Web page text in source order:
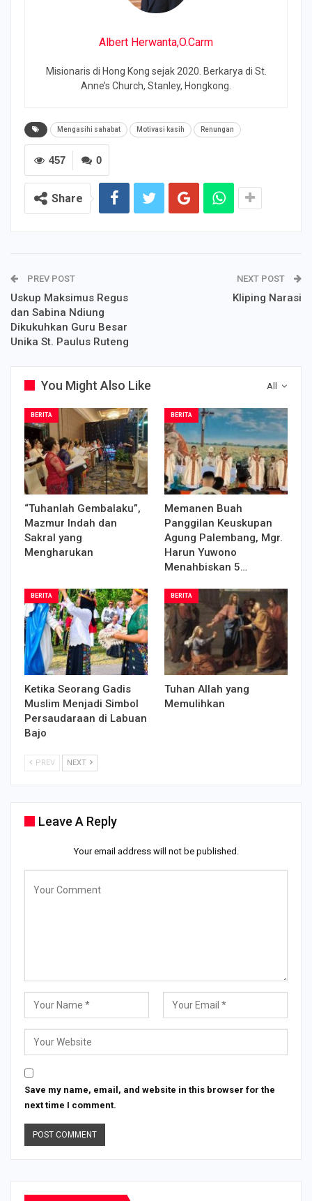
Albert Herwanta,O.Carm
Misionaris di Hong Kong sejak 2020. Berkarya di St.
Anne’s Church, Stanley, Hongkong.
Mengasihi sahabat Motivasi kasih Renungan
0
457
Share
PREV POST
Uskup Maksimus Regus
dan Sabina Ndiung
Dikukuhkan Guru Besar
Unika St. Paulus Ruteng
NEXT POST
Kliping Narasi
All
You Might Also Like
BERITA
“Tuhanlah Gembalaku”,
Mazmur Indah dan
Sakral yang
Mengharukan
BERITA
Memanen Buah
Panggilan Keuskupan
Agung Palembang, Mgr.
Harun Yuwono
Menahbiskan 5…
BERITA
Ketika Seorang Gadis
Muslim Menjadi Simbol
Persaudaraan di Labuan
Bajo
BERITA
Tuhan Allah yang
Memulihkan
PREV NEXT
Leave A Reply
Your email address will not be published.
Save my name, email, and website in this browser for the
next time I comment.